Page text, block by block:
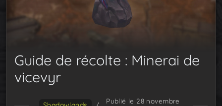
Guide de récolte : Minerai de
vicevyr
Publié le 28 novembre